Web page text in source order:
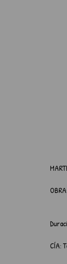
CÍA: